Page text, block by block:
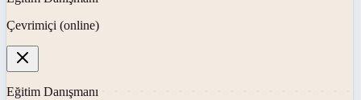
Çevrimiçi (online)
Eğitim Danışmanı